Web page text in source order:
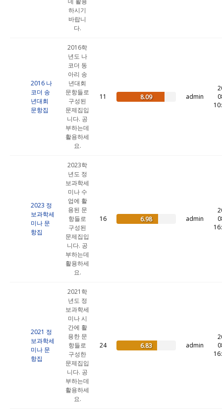
하시기
바랍니
다.
2016 나
코더 송
년대회
문항집
2016학
년도 나
코더 동
아리 송
년대회
문항들로
구성된
문제집입
니다. 공
부하는데
활용하세
요.
11 8.09 admin
2023 정
보과학세
미나 문
항집
2023학
년도 정
보과학세
미나 수
업에 활
용된 문
항들로
구성된
문제집입
니다. 공
부하는데
활용하세
요.
16 6.98 admin
2021 정
보과학세
미나 문
항집
2021학
년도 정
보과학세
미나 시
간에 활
용한 문
항들로
구성한
문제집입
니다. 공
부하는데
활용하세
요.
24 6.83 admin